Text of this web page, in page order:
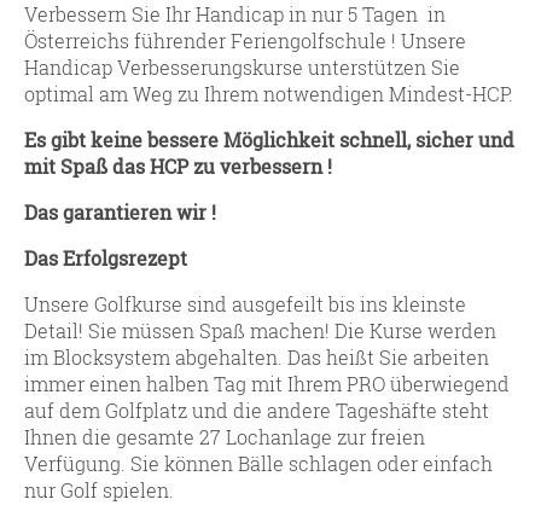
Verbessern Sie Ihr Handicap in nur 5 Tagen in
Österreichs führender Feriengolfschule ! Unsere
Handicap Verbesserungskurse unterstützen Sie
optimal am Weg zu Ihrem notwendigen Mindest-HCP.
Es gibt keine bessere Möglichkeit schnell, sicher und
mit Spaß das HCP zu verbessern !
Das garantieren wir !
Das Erfolgsrezept
Unsere Golfkurse sind ausgefeilt bis ins kleinste
Detail! Sie müssen Spaß machen! Die Kurse werden
im Blocksystem abgehalten. Das heißt Sie arbeiten
immer einen halben Tag mit Ihrem PRO überwiegend
auf dem Golfplatz und die andere Tageshäfte steht
Ihnen die gesamte 27 Lochanlage zur freien
Verfügung. Sie können Bälle schlagen oder einfach
nur Golf spielen.